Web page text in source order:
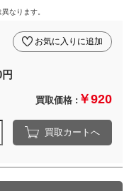
なります。
お気に入りに追加
買取価格 : ￥920
買取カートへ